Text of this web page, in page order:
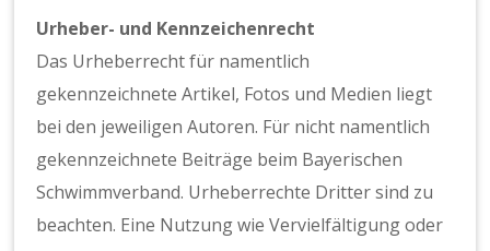
Urheber- und Kennzeichenrecht
Das Urheberrecht für namentlich
gekennzeichnete Artikel, Fotos und Medien liegt
bei den jeweiligen Autoren. Für nicht namentlich
gekennzeichnete Beiträge beim Bayerischen
Schwimmverband. Urheberrechte Dritter sind zu
beachten. Eine Nutzung wie Vervielfältigung oder